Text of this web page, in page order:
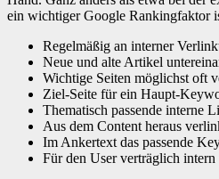
ein wichtiger Google Rankingfaktor
Regelmäßig an interner
Neue und alte Artikel
Wichtige Seiten möglichst oft
Ziel-Seite für ein Haupt-
Thematisch passende interne
Aus dem Content heraus
Im Ankertext das passende
Für den User verträglich